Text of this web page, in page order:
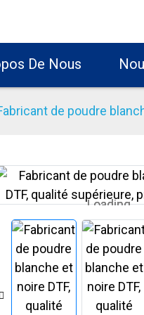
De Nous
de poudre
Loading...
Loading...